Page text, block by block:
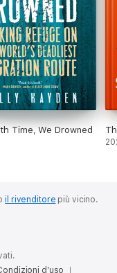
Time, We Drowned
il rivenditore più vicino.
d’uso